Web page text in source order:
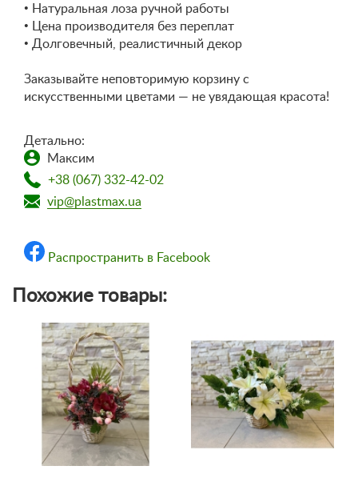
• Натуральная лоза ручной работы
• Цена производителя без переплат
• Долговечный, реалистичный декор
Заказывайте неповторимую корзину с
искусственными цветами — не увядающая красота!
Детально:
Максим
+38 (067) 332-42-02
vip@plastmax.ua
Распространить в Facebook
Похожие товары: